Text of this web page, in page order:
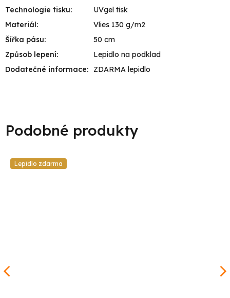
Technologie tisku:
UVgel tisk
Materiál:
Vlies 130 g/m2
Šířka pásu:
50 cm
Způsob lepení:
Lepidlo na podklad
Dodatečné informace: ZDARMA lepidlo
Lepidlo zdarma